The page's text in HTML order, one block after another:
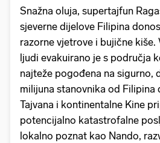
Snažna oluja, supertajfun
sjeverne dijelove Filipina
razorne vjetrove i bujične
ljudi evakuirano je s područja
najteže pogođena na sigurno,
milijuna stanovnika od Filipina
Tajvana i kontinentalne Kine
potencijalno katastrofalne
lokalno poznat kao Nando,